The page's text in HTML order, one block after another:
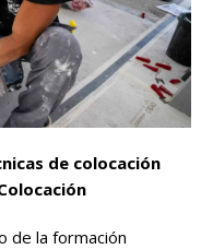
de colocación
de la formación